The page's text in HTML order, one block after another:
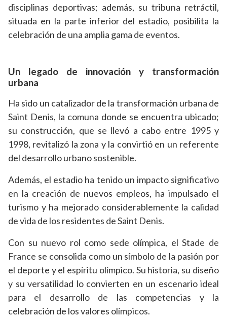
disciplinas deportivas; además, su tribuna retráctil,
situada en la parte inferior del estadio, posibilita la
celebración de una amplia gama de eventos.
Un legado de innovación y transformación
urbana
Ha sido un catalizador de la transformación urbana de
Saint Denis, la comuna donde se encuentra ubicado;
su construcción, que se llevó a cabo entre 1995 y
1998, revitalizó la zona y la convirtió en un referente
del desarrollo urbano sostenible.
Además, el estadio ha tenido un impacto significativo
en la creación de nuevos empleos, ha impulsado el
turismo y ha mejorado considerablemente la calidad
de vida de los residentes de Saint Denis.
Con su nuevo rol como sede olímpica, el Stade de
France se consolida como un símbolo de la pasión por
el deporte y el espíritu olímpico. Su historia, su diseño
y su versatilidad lo convierten en un escenario ideal
para el desarrollo de las competencias y la
celebración de los valores olímpicos.